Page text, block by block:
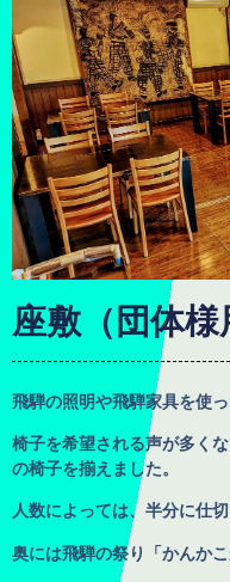
座敷（団体様
飛騨の照明や飛騨家具を使
椅子を希望される声が多く
の椅子を揃えました。
人数によっては、半分に仕
奥には飛騨の祭り「かんか